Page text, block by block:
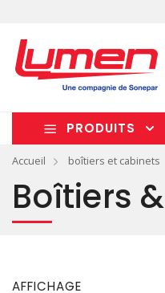
PRODUITS
Accueil boîtiers et cabinets
Boîtiers
AFFICHAGE